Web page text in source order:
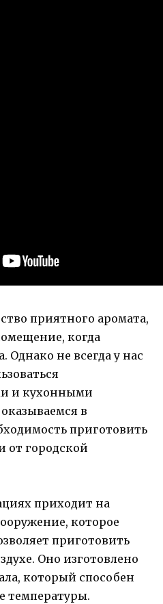
приятного аромата,
когда
Однако не всегда у нас
и кухонными
в
приготовить
от городской
приходит на
которое
приготовить
Оно изготовлено
который способен
температуры.